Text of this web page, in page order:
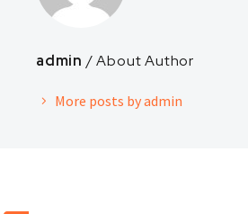
admin / About Author
More posts by admin